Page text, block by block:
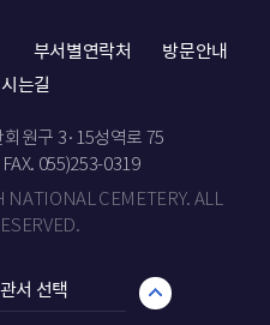
부서별연락처
방문안내
는길
원구 3·15성역로 75
FAX. 055)253-0319
CEMETERY. ALL
서 선택